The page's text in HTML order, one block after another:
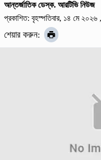
আন্তর্জাতিক ডেস্ক. আরটিভি নিউজ
প্রকাশিত: বৃহস্পতিবার, ১৪ মে
শেয়ার করুন: